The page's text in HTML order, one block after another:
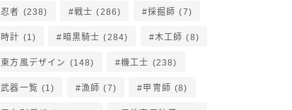
忍者 (238) 戦士 (286) 採掘師 (7)
時計 (1) 暗黒騎士 (284) 木工師 (8)
東方風デザイン (148) 機工士 (238)
武器一覧 (1) 漁師 (7) 甲冑師 (8)